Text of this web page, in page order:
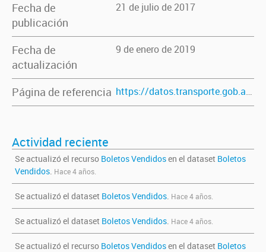
Fecha de
publicación
21 de julio de 2017
Fecha de
actualización
9 de enero de 2019
Página de referencia https://datos.transporte.gob.ar/dataset/boletos-vendidos
Actividad reciente
Se actualizó el recurso Boletos Vendidosen el dataset Boletos
Vendidos. Hace 4 años.
Se actualizó el dataset Boletos Vendidos. Hace 4 años.
Se actualizó el dataset Boletos Vendidos. Hace 4 años.
Se actualizó el recurso Boletos Vendidosen el dataset Boletos